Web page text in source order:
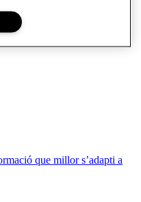
de les
social i medi
que millor s’adapti a